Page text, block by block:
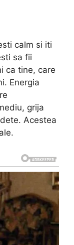
calm si iti
sa fii
ca tine, care
Energia
grija
Acestea